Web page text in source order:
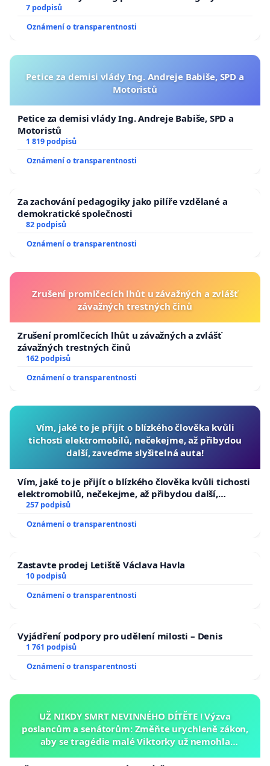
7 podpisů
Oznámení o transparentnosti
Petice za demisi vlády Ing. Andreje Babiše, SPD a
Motoristů
Petice za demisi vlády Ing. Andreje Babiše, SPD a
Motoristů
1 819 podpisů
Oznámení o transparentnosti
Za zachování pedagogiky jako pilíře vzdělané a
demokratické společnosti
82 podpisů
Oznámení o transparentnosti
Zrušení promlčecích lhůt u závažných a zvlášť
závažných trestných činů
Zrušení promlčecích lhůt u závažných a zvlášť
závažných trestných činů
162 podpisů
Oznámení o transparentnosti
Vím, jaké to je přijít o blízkého člověka kvůli
tichosti elektromobilů, nečekejme, až přibydou
další, zaveďme slyšitelná auta!
Vím, jaké to je přijít o blízkého člověka kvůli tichosti
elektromobilů, nečekejme, až přibydou další,
zaveďme slyšitelná auta!
257 podpisů
Oznámení o transparentnosti
Zastavte prodej Letiště Václava Havla
10 podpisů
Oznámení o transparentnosti
Vyjádření podpory pro udělení milosti – Denis
1 761 podpisů
Oznámení o transparentnosti
UŽ NIKDY SMRT NEVINNÉHO DÍTĚTE ! Výzva
poslancům a senátorům: Změňte urychleně zákon,
aby se tragédie malé Viktorky už nemohla